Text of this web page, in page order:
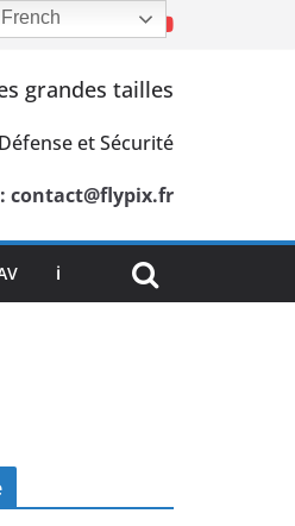
grandes tailles
et Sécurité
contact@flypix.fr
ℹ
French